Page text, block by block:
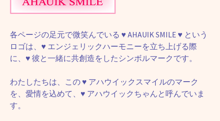
各ページの足元で微笑んでいる ♥ AHAUIK SMILE ♥ という
ロゴは、 ♥ エンジェリックハーモニーを立ち上げる際
に、 ♥ 彼と一緒に共創造をしたシンボルマークです。
わたしたちは、この ♥ アハウイックスマイルのマーク
を、愛情を込めて、 ♥ アハウイックちゃんと呼んでいま
す。